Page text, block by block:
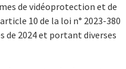
de vidéoprotection et de
10 de la loi n° 2023-380
de 2024 et portant diverses